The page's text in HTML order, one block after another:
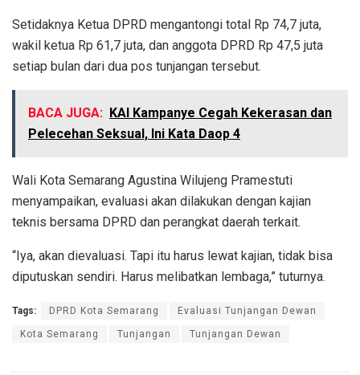
Setidaknya Ketua DPRD mengantongi total Rp 74,7 juta,
wakil ketua Rp 61,7 juta, dan anggota DPRD Rp 47,5 juta
setiap bulan dari dua pos tunjangan tersebut.
BACA JUGA: KAI Kampanye Cegah Kekerasan dan
Pelecehan Seksual, Ini Kata Daop 4
Wali Kota Semarang Agustina Wilujeng Pramestuti
menyampaikan, evaluasi akan dilakukan dengan kajian
teknis bersama DPRD dan perangkat daerah terkait.
“Iya, akan dievaluasi. Tapi itu harus lewat kajian, tidak bisa
diputuskan sendiri. Harus melibatkan lembaga,” tuturnya.
Tags: DPRD Kota Semarang Evaluasi Tunjangan Dewan
Kota Semarang Tunjangan Tunjangan Dewan